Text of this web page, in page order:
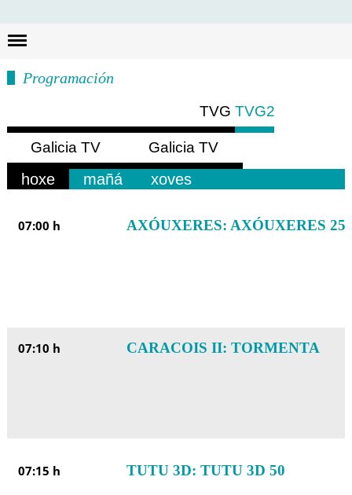
Programación
TVG TVG2
Galicia TV
Europa
Galicia TV
América
hoxe mañá xoves
07:00 h AXÓUXERES: AXÓUXERES 25
07:10 h CARACOIS II: TORMENTA
07:15 h TUTU 3D: TUTU 3D 50